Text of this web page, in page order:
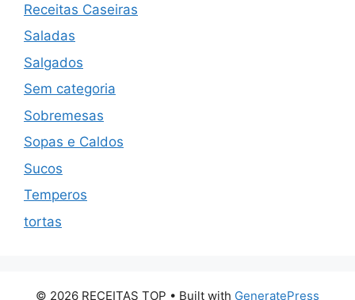
Receitas Caseiras
Saladas
Salgados
Sem categoria
Sobremesas
Sopas e Caldos
Sucos
Temperos
tortas
© 2026 RECEITAS TOP • Built with GeneratePress